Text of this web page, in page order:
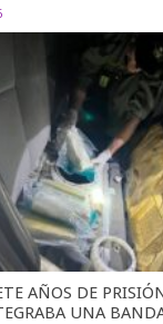
AÑOS DE
UNA